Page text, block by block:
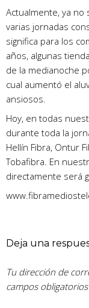
Actualmente, ya no
varias jornadas
significa para los
años, algunas
de la medianoche
cual aumentó el
ansiosos.
Hoy, en todas
durante toda la
Hellín Fibra, Ontur
Tobafibra. En
directamente será
Deja una
Tu dirección de
campos